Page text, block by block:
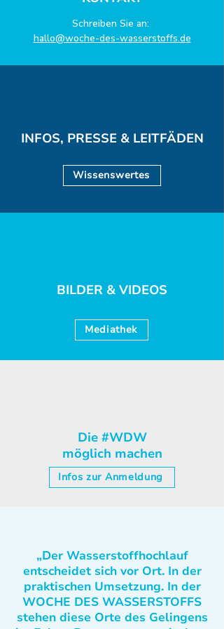
Schreiben Sie an:
hallo@woche-des-wasserstoffs.de
INFOS, PRESSE & LEITFÄDEN
Wissenswertes
BILDER & VIDEOS
Mediathek
Die #WDW
möglich machen
Infos zur Anmeldung
„Der Wasserstoffhochlauf
entscheidet sich vor Ort. In der
praktischen Umsetzung. In der
WOCHE DES WASSERSTOFFS
stehen diese Orte des Gelingens